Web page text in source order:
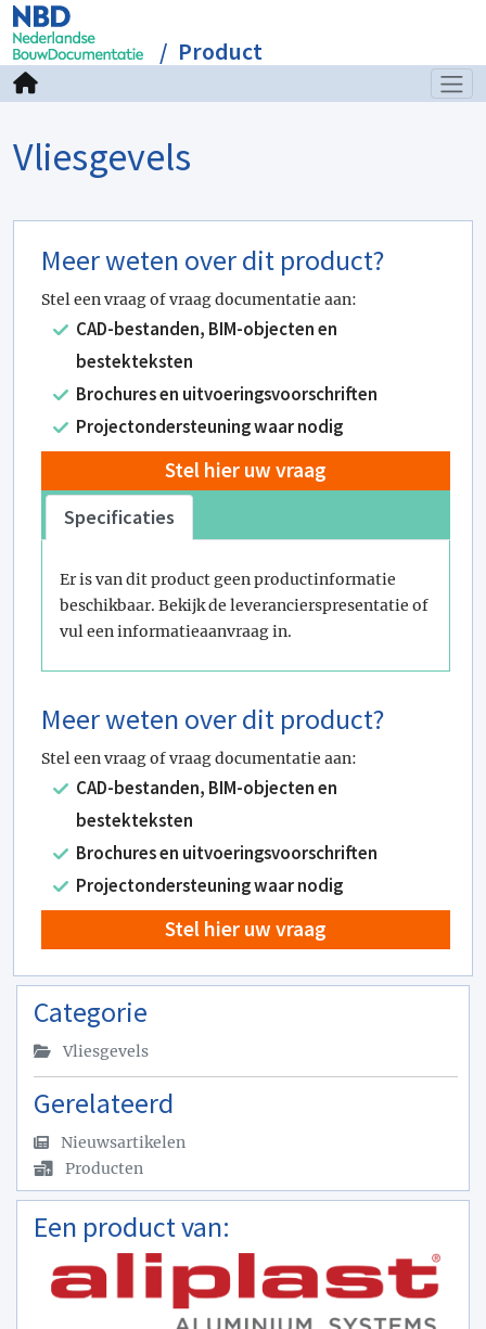
Product
Vliesgevels
Meer weten over dit product?
Stel een vraag of vraag documentatie aan:
CAD-bestanden, BIM-objecten en
bestekteksten
Brochures en uitvoeringsvoorschriften
Projectondersteuning waar nodig
Stel hier uw vraag
Specificaties
Er is van dit product geen productinformatie
beschikbaar. Bekijk de leverancierspresentatie of
vul een informatieaanvraag in.
Meer weten over dit product?
Stel een vraag of vraag documentatie aan:
CAD-bestanden, BIM-objecten en
bestekteksten
Brochures en uitvoeringsvoorschriften
Projectondersteuning waar nodig
Stel hier uw vraag
Categorie
Vliesgevels
Gerelateerd
Nieuwsartikelen
Producten
Een product van: